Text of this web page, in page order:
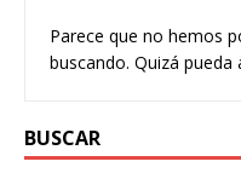
Parece que no hemos
buscando. Quizá pueda
BUSCAR